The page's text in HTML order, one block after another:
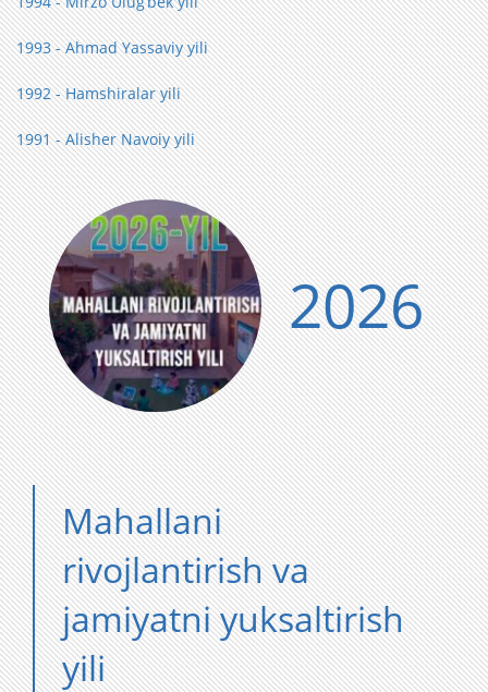
1993 - Ahmad Yassaviy yili
1992 - Hamshiralar yili
1991 - Alisher Navoiy yili
2026
Mahallani
rivojlantirish va
jamiyatni yuksaltirish
yili